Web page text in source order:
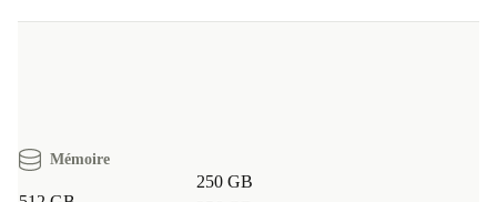
Mémoire
250 GB